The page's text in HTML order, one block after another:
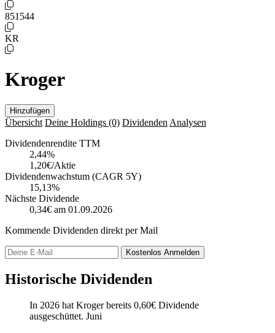
851544
KR
Kroger
Hinzufügen
Übersicht Deine Holdings (0) Dividenden Analysen
Dividendenrendite TTM
2,44%
1,20€/Aktie
Dividendenwachstum (CAGR 5Y)
15,13%
Nächste Dividende
0,34€ am 01.09.2026
Kommende Dividenden direkt per Mail
Kostenlos Anmelden
Historische Dividenden
In 2026 hat Kroger bereits 0,60€ Dividende
ausgeschüttet. Juni